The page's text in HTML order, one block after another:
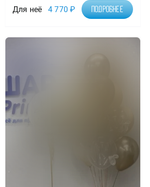
Для неё 4 770₽ Подробнее